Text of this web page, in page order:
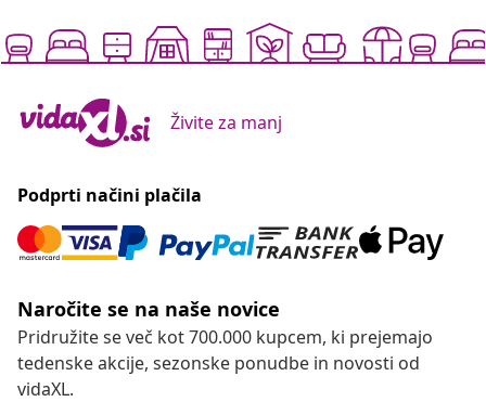
Živite za manj
Podprti načini plačila
Naročite se na naše novice
Pridružite se več kot 700.000 kupcem, ki prejemajo
tedenske akcije, sezonske ponudbe in novosti od
vidaXL.